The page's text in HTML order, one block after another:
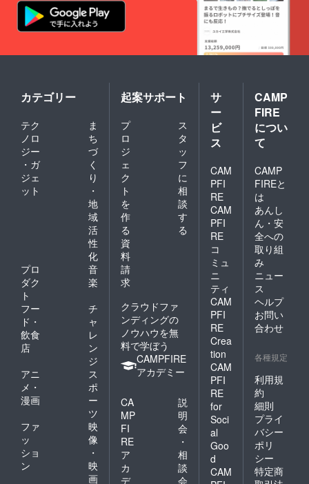
カテゴリー
テク
ノロ
ジー
・ガ
ジェ
ット
ま
ち
づ
く
り
・
地
域
活
性
化
プロ
ダク
ト
音
楽
フー
ド・
飲食
店
チ
ャ
レ
ン
ジ
アニ
メ・
漫画
ス
ポ
ー
ツ
ファ
ッ
ショ
ン
映
像
・
映
画
起案サポート
プ
ロ
ジ
ェ
ク
ト
を
作
る
ス
タ
ッ
フ
に
相
談
す
る
資
料
請
求
クラウドファ
ンディングの
ノウハウを無
料で学ぼう
CAMPFIRE
アカデミー
CA
MP
FI
RE
ア
カ
デ
説
明
会
・
相
談
会
サ
ー
ビ
ス
CAM
PFI
RE
CAM
PFI
RE
コ
ミュ
ニ
ティ
CAM
PFI
RE
Crea
tion
CAM
PFI
RE
for
Soci
al
Goo
d
CAM
CAMP
FIRE
につい
て
CAMP
FIREと
は
あんし
ん・安
全への
取り組
み
ニュー
ス
ヘルプ
お問い
合わせ
各種規定
利用規
約
細則
プライ
バシー
ポリ
シー
特定商